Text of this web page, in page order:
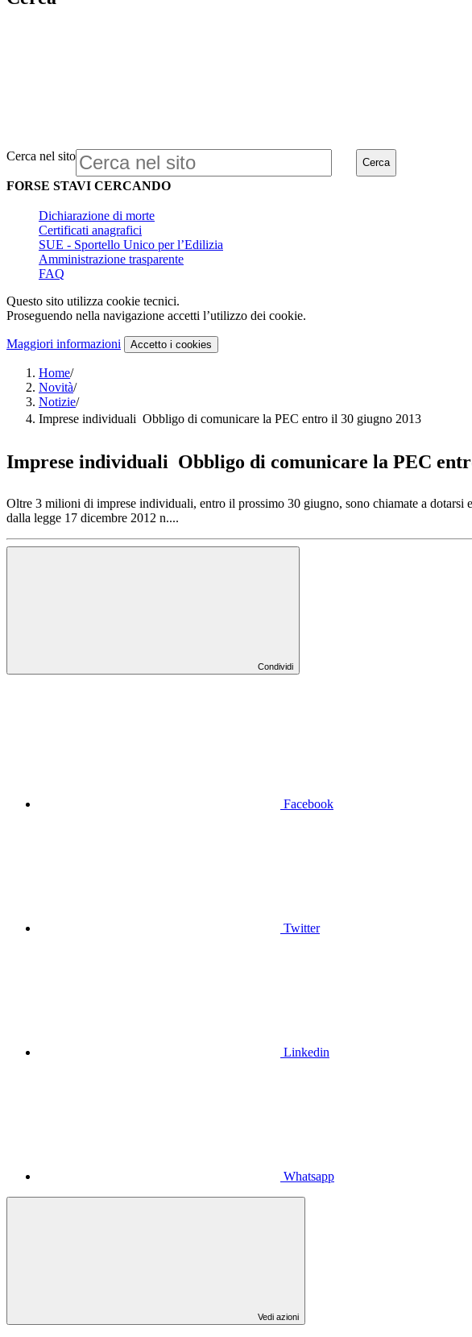
Cerca nel sito Cerca
FORSE STAVI CERCANDO
Dichiarazione di morte
Certificati anagrafici
SUE - Sportello Unico per l’Edilizia
Amministrazione trasparente
FAQ
Questo sito utilizza cookie tecnici.
Proseguendo nella navigazione accetti l’utilizzo dei cookie.
Maggiori informazioni Accetto i cookies
Home/
Novità/
Notizie/
Imprese individuali  Obbligo di comunicare la PEC entro il 30 giugno 2013
Imprese individuali  Obbligo di comunicare la PEC
Oltre 3 milioni di imprese individuali, entro il prossimo 30 giugno, sono chiamate a
dalla legge 17 dicembre 2012 n....
Condividi
Facebook
Twitter
Linkedin
Whatsapp
Vedi azioni